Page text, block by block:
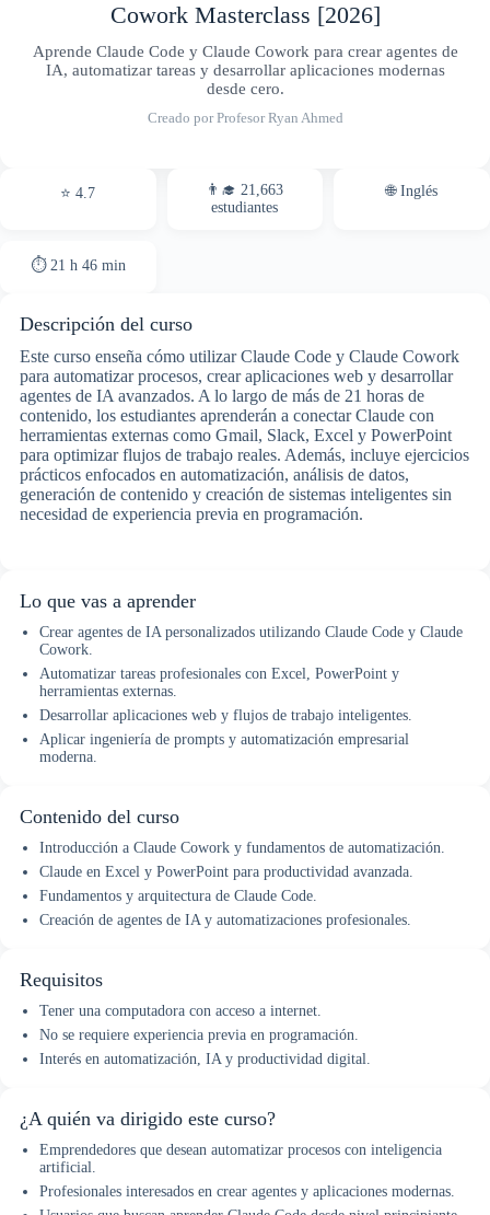
Cowork Masterclass [2026]
Aprende Claude Code y Claude Cowork para crear agentes de
IA, automatizar tareas y desarrollar aplicaciones modernas
desde cero.
Creado por Profesor Ryan Ahmed
⭐ 4.7
👨‍🎓 21,663
estudiantes
🌐 Inglés
⏱ 21 h 46 min
Descripción del curso
Este curso enseña cómo utilizar Claude Code y Claude Cowork
para automatizar procesos, crear aplicaciones web y desarrollar
agentes de IA avanzados. A lo largo de más de 21 horas de
contenido, los estudiantes aprenderán a conectar Claude con
herramientas externas como Gmail, Slack, Excel y PowerPoint
para optimizar flujos de trabajo reales. Además, incluye ejercicios
prácticos enfocados en automatización, análisis de datos,
generación de contenido y creación de sistemas inteligentes sin
necesidad de experiencia previa en programación.
Lo que vas a aprender
Crear agentes de IA personalizados utilizando Claude Code y Claude
Cowork.
Automatizar tareas profesionales con Excel, PowerPoint y
herramientas externas.
Desarrollar aplicaciones web y flujos de trabajo inteligentes.
Aplicar ingeniería de prompts y automatización empresarial
moderna.
Contenido del curso
Introducción a Claude Cowork y fundamentos de automatización.
Claude en Excel y PowerPoint para productividad avanzada.
Fundamentos y arquitectura de Claude Code.
Creación de agentes de IA y automatizaciones profesionales.
Requisitos
Tener una computadora con acceso a internet.
No se requiere experiencia previa en programación.
Interés en automatización, IA y productividad digital.
¿A quién va dirigido este curso?
Emprendedores que desean automatizar procesos con inteligencia
artificial.
Profesionales interesados en crear agentes y aplicaciones modernas.